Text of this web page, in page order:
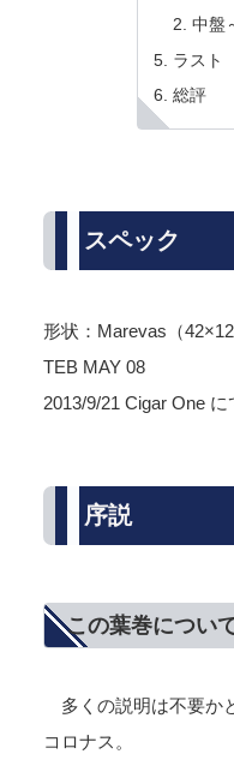
中盤
ラスト
総評
スペック
形状：Marevas（
TEB MAY 08
2013/9/21 Cigar One
序説
この葉巻につい
多くの説明は不要か
コロナス。